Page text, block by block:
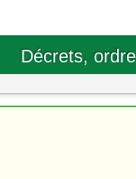
Décrets,